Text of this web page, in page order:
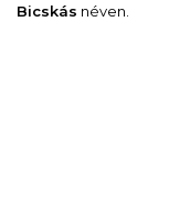
Bicskás néven.